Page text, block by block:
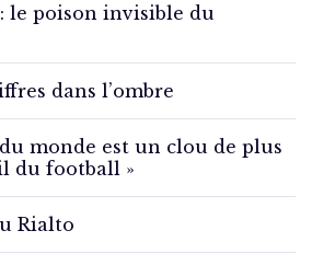
le poison invisible du
dans l’ombre
monde est un clou de plus
du football »
Rialto